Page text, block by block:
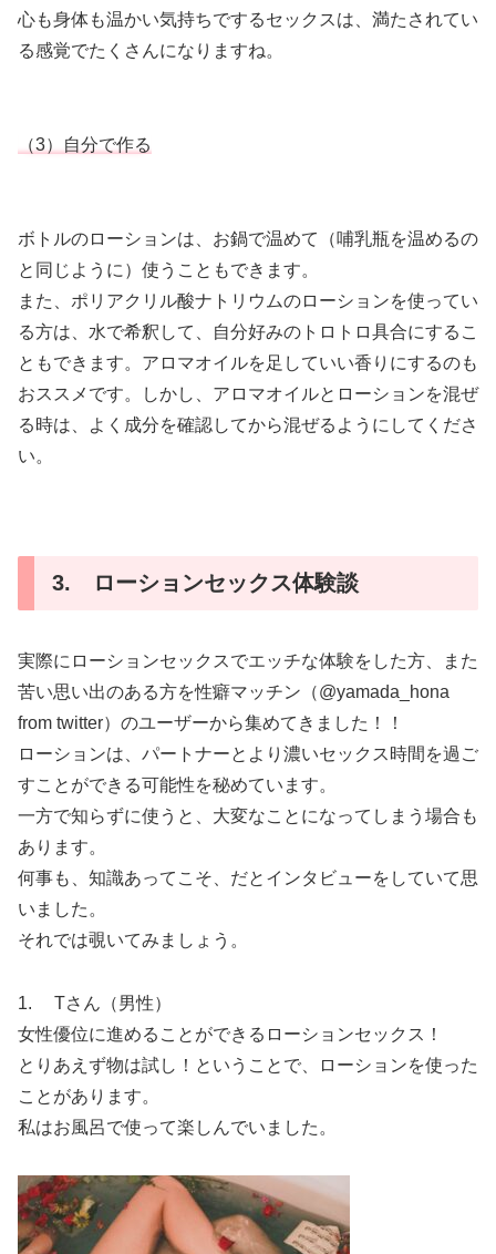
心も身体も温かい気持ちでするセックスは、満たされてい
る感覚でたくさんになりますね。
（3）自分で作る
ボトルのローションは、お鍋で温めて（哺乳瓶を温めるの
と同じように）使うこともできます。
また、ポリアクリル酸ナトリウムのローションを使ってい
る方は、水で希釈して、自分好みのトロトロ具合にするこ
ともできます。アロマオイルを足していい香りにするのも
おススメです。しかし、アロマオイルとローションを混ぜ
る時は、よく成分を確認してから混ぜるようにしてくださ
い。
3. ローションセックス体験談
実際にローションセックスでエッチな体験をした方、また
苦い思い出のある方を性癖マッチン（@yamada_hona
from twitter）のユーザーから集めてきました！！
ローションは、パートナーとより濃いセックス時間を過ご
すことができる可能性を秘めています。
一方で知らずに使うと、大変なことになってしまう場合も
あります。
何事も、知識あってこそ、だとインタビューをしていて思
いました。
それでは覗いてみましょう。
1. Tさん（男性）
女性優位に進めることができるローションセックス！
とりあえず物は試し！ということで、ローションを使った
ことがあります。
私はお風呂で使って楽しんでいました。